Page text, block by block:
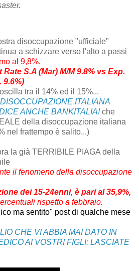
disoccupazione "ufficiale"
a schizzare verso l'alto a passi
al 9,8%.
S.A (Mar) M/M 9.8% vs Exp.
9.6%)
tra il 14% ed il 15%...
DISOCCUPAZIONE ITALIANA
ANCHE BANKITALIA! che
della disoccupazione italiana
nel frattempo è salito...)
la già TERRIBILE PIAGA della
il fenomeno della disoccupazione
dei 15-24enni, è pari al 35,9%,
rispetto a febbraio.
ma sentito" post di qualche mese
CHE VI ABBIA MAI DATO IN
AI VOSTRI FIGLI: LASCIATE